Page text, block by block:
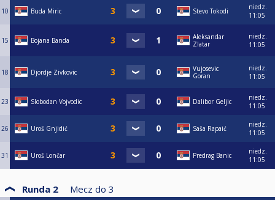
10 Buda Miric Stevo Tokodi
niedz.
11:05
15 Bojana Banda
Aleksandar
Zlatar
niedz.
11:05
18 Djordje Zivkovic
Vujosevic
Goran
niedz.
11:05
23 Slobodan Vojvodic Dalibor Geljic
niedz.
11:05
26 Uroš Gnjidić Saša Rapaić
niedz.
11:05
31 Uroš Lončar Predrag Banic
niedz.
11:05
Runda 2 Mecz do 3